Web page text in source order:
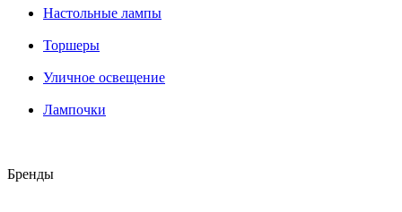
Настольные лампы
Торшеры
Уличное освещение
Лампочки
Бренды